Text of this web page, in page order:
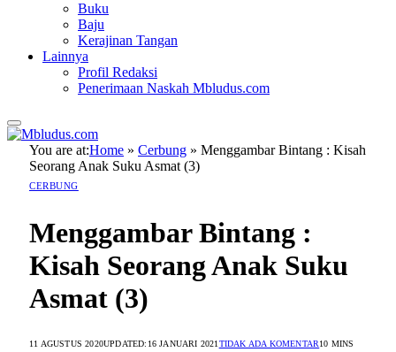
Buku
Baju
Kerajinan Tangan
Lainnya
Profil Redaksi
Penerimaan Naskah Mbludus.com
You are at:Home » Cerbung » Menggambar Bintang : Kisah
Seorang Anak Suku Asmat (3)
CERBUNG
Menggambar Bintang :
Kisah Seorang Anak Suku
Asmat (3)
11 AGUSTUS 2020UPDATED: 16 JANUARI 2021 TIDAK ADA KOMENTAR10 MINS